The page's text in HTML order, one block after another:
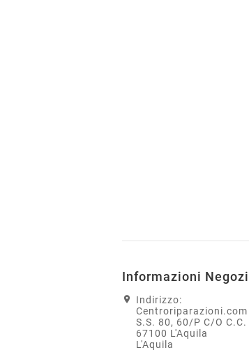
Informazioni
Indirizzo:
Centroriparazioni.com
S.S. 80, 60/P C/O C.C.
67100 L'Aquila
L'Aquila